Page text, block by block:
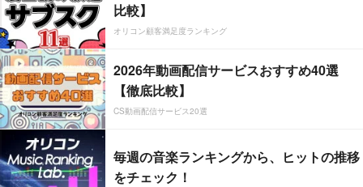
比較】
オリコン顧客満足度ランキング
2026年動画配信サービスおすすめ40選
【徹底比較】
CS動画配信サービス20選
毎週の音楽ランキングから、ヒットの推移
をチェック！